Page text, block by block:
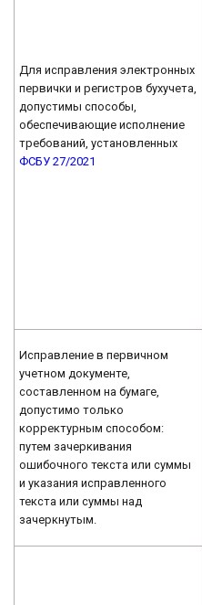
Для исправления электронных
первички и регистров бухучета,
допустимы способы,
обеспечивающие исполнение
требований, установленных
ФСБУ 27/2021
Исправление в первичном
учетном документе,
составленном на бумаге,
допустимо только
корректурным способом:
путем зачеркивания
ошибочного текста или суммы
и указания исправленного
текста или суммы над
зачеркнутым.